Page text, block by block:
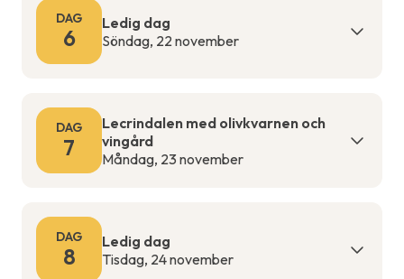
DAG
6
Ledig dag
Söndag, 22 november
DAG
7
Lecrindalen med olivkvarnen och
vingård
Måndag, 23 november
DAG
8
Ledig dag
Tisdag, 24 november